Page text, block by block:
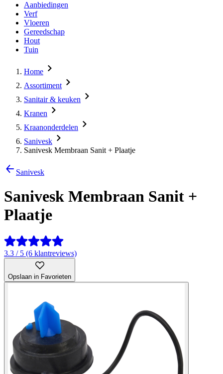
Aanbiedingen
Verf
Vloeren
Gereedschap
Hout
Tuin
Home
Assortiment
Sanitair & keuken
Kranen
Kraanonderdelen
Sanivesk
Sanivesk Membraan Sanit + Plaatje
Sanivesk
Sanivesk Membraan Sanit +
Plaatje
3.3 / 5 (6 klantreviews)
Opslaan in Favorieten